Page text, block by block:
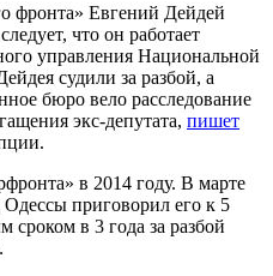
фронта» Евгений Дейдей
что он работает
управления Национальной
судили за разбой, а
бюро вело расследование
экс-депутата, пишет
в 2014 году. В марте
приговорил его к 5
в 3 года за разбой